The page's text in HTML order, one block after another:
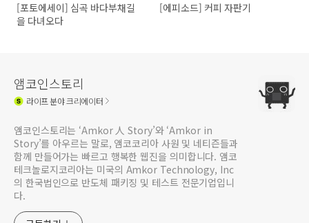
[포토에세이] 심곡 바다부채길
을 다녀오다
[에피소드] 커피 자판기
앰코인스토리
라이프분야 크리에이터
앰코인스토리는 ‘Amkor 人 Story’와 ‘Amkor in
Story’를 아우르는 말로, 앰코코리아 사원 및 네티즌들과
함께 만들어가는 빠르고 행복한 웹진을 의미합니다. 앰코
테크놀로지코리아는 미국의 Amkor Technology, Inc
의 한국법인으로 반도체 패키징 및 테스트 전문기업입니
다.